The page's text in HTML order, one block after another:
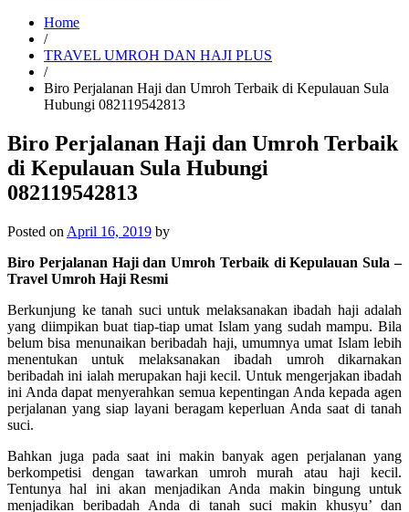
Home
/
TRAVEL UMROH DAN HAJI PLUS
/
Biro Perjalanan Haji dan Umroh Terbaik di Kepulauan Sula
Hubungi 082119542813
Biro Perjalanan Haji dan Umroh Terbaik
di Kepulauan Sula Hubungi
082119542813
Posted on April 16, 2019 by
Biro Perjalanan Haji dan Umroh Terbaik di Kepulauan Sula –
Travel Umroh Haji Resmi
Berkunjung ke tanah suci untuk melaksanakan ibadah haji adalah
yang diimpikan buat tiap-tiap umat Islam yang sudah mampu. Bila
belum bisa menunaikan beribadah haji, umumnya umat Islam lebih
menentukan untuk melaksanakan ibadah umroh dikarnakan
beribadah ini ialah merupakan haji kecil. Untuk mengerjakan ibadah
ini Anda dapat menyerahkan semua kepentingan Anda kepada agen
perjalanan yang siap layani beragam keperluan Anda saat di tanah
suci.
Bahkan juga pada saat ini makin banyak agen perjalanan yang
berkompetisi dengan tawarkan umroh murah atau haji kecil.
Tentunya hal ini akan menjadikan Anda makin bingung untuk
menjadikan beribadah Anda di tanah suci makin khusyu’ dan